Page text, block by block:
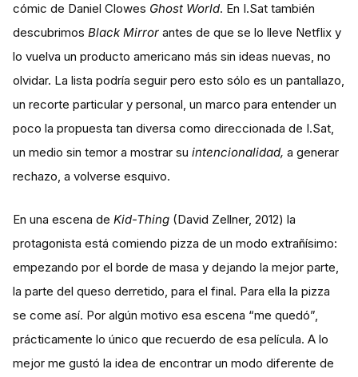
cómic de Daniel Clowes Ghost World. En I.Sat también
descubrimos Black Mirror antes de que se lo lleve Netflix y
lo vuelva un producto americano más sin ideas nuevas, no
olvidar. La lista podría seguir pero esto sólo es un pantallazo,
un recorte particular y personal, un marco para entender un
poco la propuesta tan diversa como direccionada de I.Sat,
un medio sin temor a mostrar su intencionalidad, a generar
rechazo, a volverse esquivo.
En una escena de Kid-Thing (David Zellner, 2012) la
protagonista está comiendo pizza de un modo extrañísimo:
empezando por el borde de masa y dejando la mejor parte,
la parte del queso derretido, para el final. Para ella la pizza
se come así. Por algún motivo esa escena “me quedó”,
prácticamente lo único que recuerdo de esa película. A lo
mejor me gustó la idea de encontrar un modo diferente de